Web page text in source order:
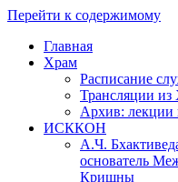
Перейти к содержимому
Главная
Храм
Расписание
Трансляции из
Архив: лекции
ИСККОН
А.Ч.
основатель
Кришны